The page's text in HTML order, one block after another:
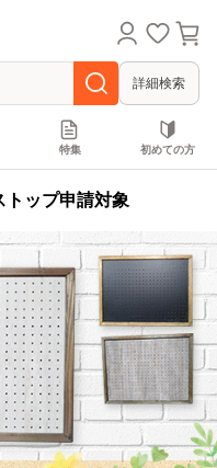
詳細検索
特集 初めての方
トップ申請対象